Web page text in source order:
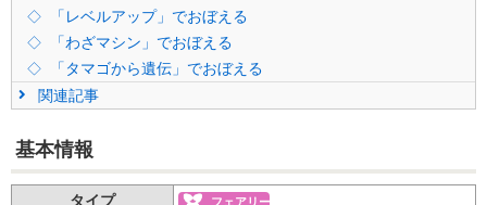
「レベルアップ」でおぼえる
「わざマシン」でおぼえる
「タマゴから遺伝」でおぼえる
関連記事
基本情報
タイプ フェアリー